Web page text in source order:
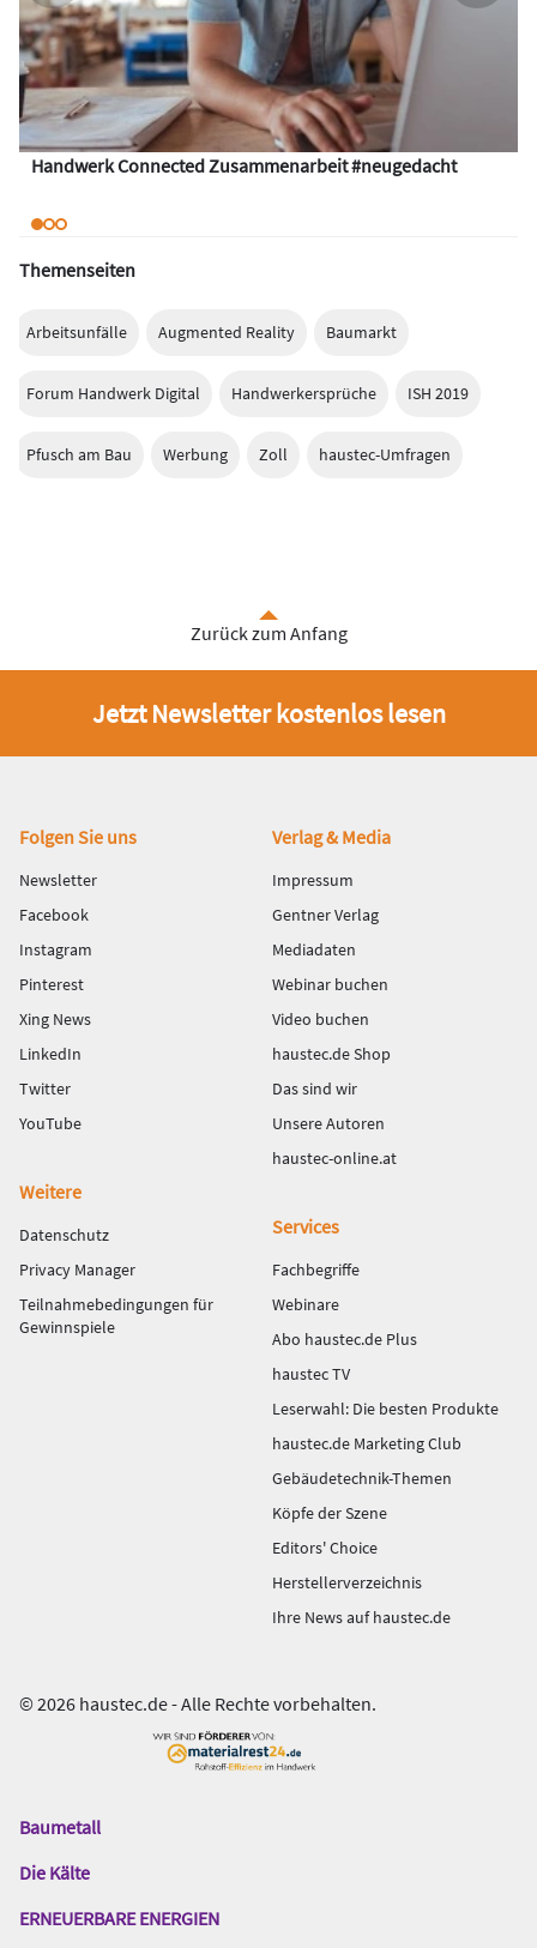
Handwerk Connected Zusammenarbeit #neugedacht
Themenseiten
Arbeitsunfälle Augmented Reality Baumarkt
Forum Handwerk Digital Handwerkersprüche ISH 2019
Pfusch am Bau Werbung Zoll haustec-Umfragen
Zurück zum Anfang
Jetzt Newsletter kostenlos lesen
Fußbereich
Folgen Sie uns
Newsletter
Facebook
Instagram
Pinterest
Xing News
LinkedIn
Twitter
YouTube
Verlag & Media
Impressum
Gentner Verlag
Mediadaten
Webinar buchen
Video buchen
haustec.de Shop
Das sind wir
Unsere Autoren
haustec-online.at
Weitere
Datenschutz
Privacy Manager
Teilnahmebedingungen für
Gewinnspiele
Services
Fachbegriffe
Webinare
Abo haustec.de Plus
haustec TV
Leserwahl: Die besten Produkte
haustec.de Marketing Club
Gebäudetechnik-Themen
Köpfe der Szene
Editors' Choice
Herstellerverzeichnis
Ihre News auf haustec.de
© 2026 haustec.de - Alle Rechte vorbehalten.
Das
Gentner
Baumetall
Die Kälte
ERNEUERBARE ENERGIEN